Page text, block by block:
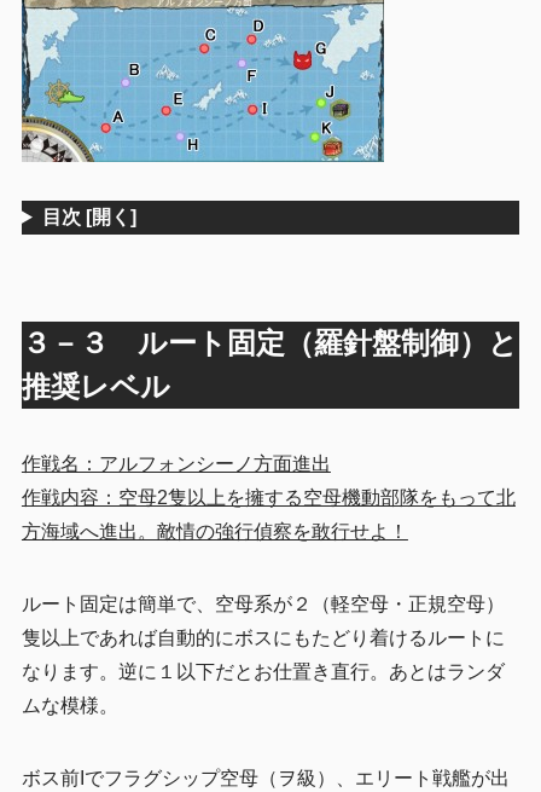
目次 [開く]
３－３ ルート固定（羅針盤制御）と
推奨レベル
作戦名：アルフォンシーノ方面進出
作戦内容：空母2隻以上を擁する空母機動部隊をもって北
方海域へ進出。敵情の強行偵察を敢行せよ！
ルート固定は簡単で、空母系が２（軽空母・正規空母）
隻以上であれば自動的にボスにもたどり着けるルートに
なります。逆に１以下だとお仕置き直行。あとはランダ
ムな模様。
ボス前Iでフラグシップ空母（ヲ級）、エリート戦艦が出